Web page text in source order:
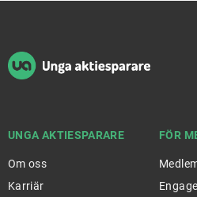
UNGA AKTIESPARARE
Om oss
Karriär
FÖR